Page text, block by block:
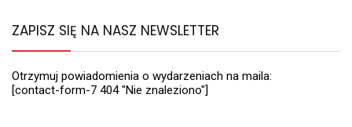
ZAPISZ SIĘ NA NASZ NEWSLETTER
Otrzymuj powiadomienia o wydarzeniach na maila:
[contact-form-7 404 "Nie znaleziono"]